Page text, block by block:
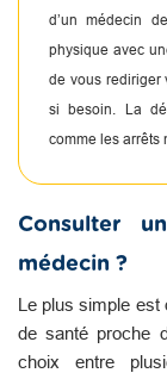
d’un médecin
physique avec
de vous rediriger
si besoin. La
comme les arrêts
Consulter
médecin ?
Le plus simple est
de santé proche
choix entre